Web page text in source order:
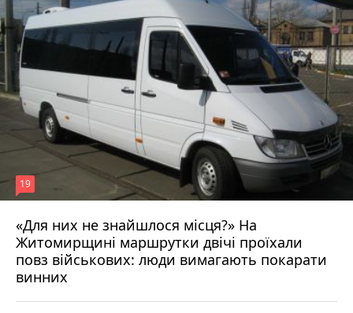
«Для них не знайшлося місця?» На
Житомирщині маршрутки двічі проїхали
повз військових: люди вимагають покарати
винних
19
17 липня 2026 р.